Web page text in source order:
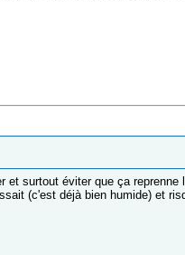
et surtout éviter que ça reprenne
(c'est déjà bien humide) et